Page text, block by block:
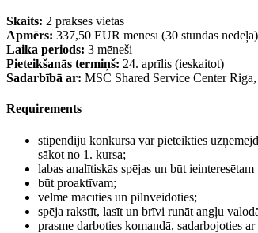
Skaits: 2 prakses vietas
Apmērs: 337,50 EUR mēnesī (30 stundas nedēļā)
Laika periods: 3 mēneši
Pieteikšanās termiņš: 24. aprīlis (ieskaitot)
Sadarbībā ar: MSC Shared Service Center
Requirements
stipendiju konkursā var pieteikties
sākot no 1. kursa;
labas analītiskās spējas un būt
būt proaktīvam;
vēlme mācīties un pilnveidoties;
spēja rakstīt, lasīt un brīvi runāt angļu
prasme darboties komandā, sadarbojoties